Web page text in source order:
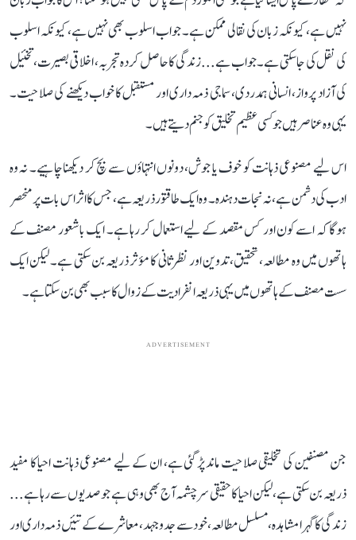
نہیں ہے، کیونکہ زبان کی نقالی ممکن ہے۔ جواب اسلوب بھی نہیں ہے، کیونکہ اسلوب
کی نقل کی جا سکتی ہے۔ جواب ہے... زندگی کا حاصل کردہ تجربہ، اخلاقی بصیرت، تخئیل
کی آزاد پرواز، انسانی ہمدردی، سماجی ذمہ داری اور مستقبل کا خواب دیکھنے کی صلاحیت۔
یہی وہ عناصر ہیں جو کسی عظیم تخلیق کو جنم دیتے ہیں۔
اس لیے مصنوعی ذہانت کو خوف یا جوش، دونوں انتہاؤں سے بچ کر دیکھنا چاہیے۔ نہ وہ
ادب کی دشمن ہے، نہ نجات دہندہ۔ وہ ایک طاقتور ذریعہ ہے، جس کا اثر اس بات پر منحصر
ہوگا کہ اسے کون اور کس مقصد کے لیے استعمال کر رہا ہے۔ ایک باشعور مصنف کے
ہاتھوں میں وہ مطالعہ، تحقیق، تدوین اور نظرثانی کا مؤثر ذریعہ بن سکتی ہے۔ لیکن ایک
سست مصنف کے ہاتھوں میں یہی ذریعہ انفرادیت کے زوال کا سبب بھی بن سکتا ہے۔
ADVERTISEMENT
جن مصنفین کی تخلیقی صلاحیت ماند پڑ گئی ہے، ان کے لیے مصنوعی ذہانت احیا کا مفید
ذریعہ بن سکتی ہے، لیکن احیا کا حقیقی سرچشمہ آج بھی وہی ہے جو صدیوں سے رہا ہے...
زندگی کا گہرا مشاہدہ، مسلسل مطالعہ، خود سے جدوجہد، معاشرے کے تئیں ذمہ داری اور